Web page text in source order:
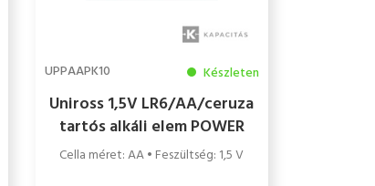
UPPAAPK10 Készleten
Uniross 1,5V LR6/AA/ceruza
tartós alkáli elem POWER
PLUS 10db/csomag
Cella méret: AA • Feszültség: 1,5 V